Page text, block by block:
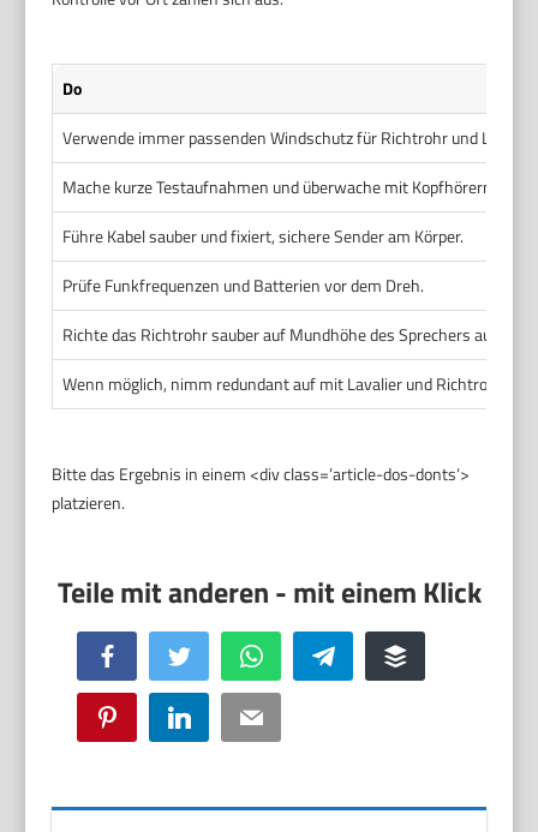
Do
Verwende immer passenden Windschutz für Richtrohr und
Mache kurze Testaufnahmen und überwache mit Kopfhörern.
Führe Kabel sauber und fixiert, sichere Sender am Körper.
Prüfe Funkfrequenzen und Batterien vor dem Dreh.
Richte das Richtrohr sauber auf Mundhöhe des Sprechers aus.
Wenn möglich, nimm redundant auf mit Lavalier und Richtrohr.
Bitte das Ergebnis in einem <div class=’article-dos-donts‘>
platzieren.
Facebook Twitter WhatsApp Telegram Buffer
Pinterest LinkedIn Email